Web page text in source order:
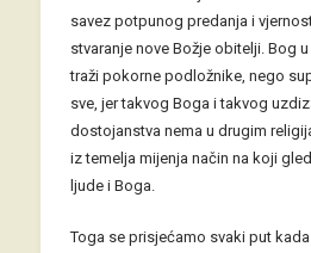
savez potpunog predanja i
stvaranje nove Božje obitelji. Bog
traži pokorne podložnike, nego
sve, jer takvog Boga i takvog
dostojanstva nema u drugim
iz temelja mijenja način na koji
ljude i Boga.
Toga se prisjećamo svaki put